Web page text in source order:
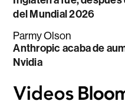
del Mundial 2026
Parmy Olson
Anthropic acaba de
Nvidia